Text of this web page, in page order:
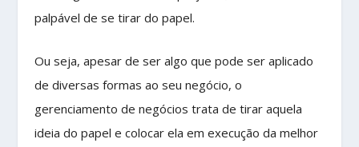
palpável de se tirar do papel.
Ou seja, apesar de ser algo que pode ser aplicado
de diversas formas ao seu negócio, o
gerenciamento de negócios trata de tirar aquela
ideia do papel e colocar ela em execução da melhor